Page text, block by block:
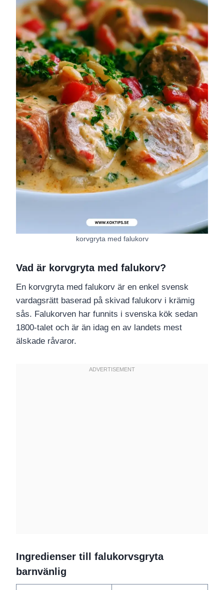
korvgryta med falukorv
Vad är korvgryta med falukorv?
En korvgryta med falukorv är en enkel svensk
vardagsrätt baserad på skivad falukorv i krämig
sås. Falukorven har funnits i svenska kök sedan
1800-talet och är än idag en av landets mest
älskade råvaror.
Ingredienser till falukorvsgryta
barnvänlig